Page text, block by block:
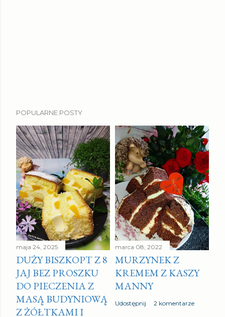
POPULARNE POSTY
maja 24, 2025
DUŻY BISZKOPT Z 8
JAJ BEZ PROSZKU
DO PIECZENIA Z
MASĄ BUDYNIOWĄ
Z ŻÓŁTKAMI I
marca 08, 2022
MURZYNEK Z
KREMEM Z KASZY
MANNY
Udostępnij 2 komentarze